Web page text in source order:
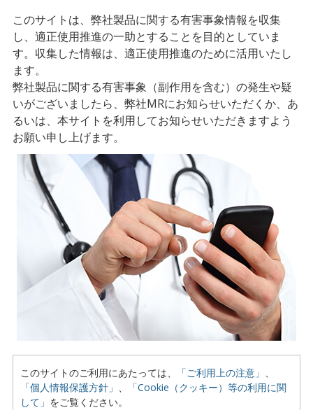
このサイトは、弊社製品に関する有害事象情報を収集
し、適正使用推進の一助とすることを目的としていま
す。収集した情報は、適正使用推進のために活用いたし
ます。
弊社製品に関する有害事象（副作用を含む）の発生や疑
いがございましたら、弊社MRにお知らせいただくか、あ
るいは、本サイトを利用してお知らせいただきますよう
お願い申し上げます。
このサイトのご利用にあたっては、 「ご利用上の注意」 、
「個人情報保護方針」 、
「Cookie（クッキー）等の利用に関
して」 をご覧ください。